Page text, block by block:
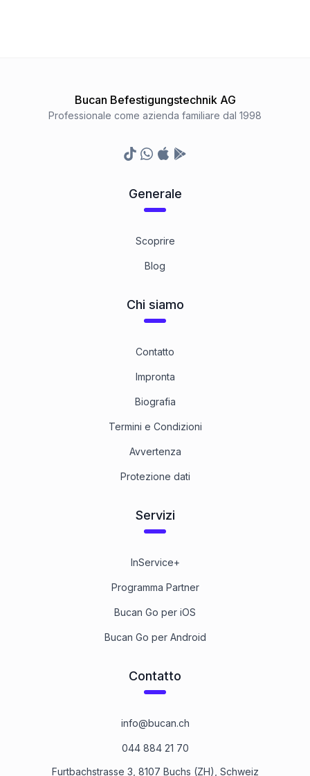
Bucan Befestigungstechnik AG
Professionale come azienda familiare dal 1998
TikTokWhatsapp
Appstore
Google Play Store
Generale
Scoprire
Blog
Chi siamo
Contatto
Impronta
Biografia
Termini e Condizioni
Avvertenza
Protezione dati
Servizi
InService+
Programma Partner
Bucan Go per iOS
Bucan Go per Android
Contatto
info@bucan.ch
044 884 21 70
Furtbachstrasse 3, 8107 Buchs (ZH), Schweiz